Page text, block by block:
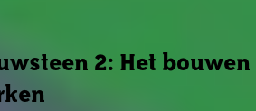
2: Het bouwen